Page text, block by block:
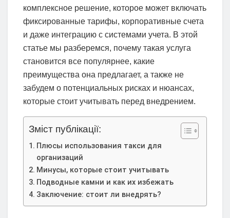
комплексное решение, которое может включать
фиксированные тарифы, корпоративные счета
и даже интеграцию с системами учета. В этой
статье мы разберемся, почему такая услуга
становится все популярнее, какие
преимущества она предлагает, а также не
забудем о потенциальных рисках и нюансах,
которые стоит учитывать перед внедрением.
Зміст публікації:
Плюсы использования такси для
организаций
Минусы, которые стоит учитывать
Подводные камни и как их избежать
Заключение: стоит ли внедрять?